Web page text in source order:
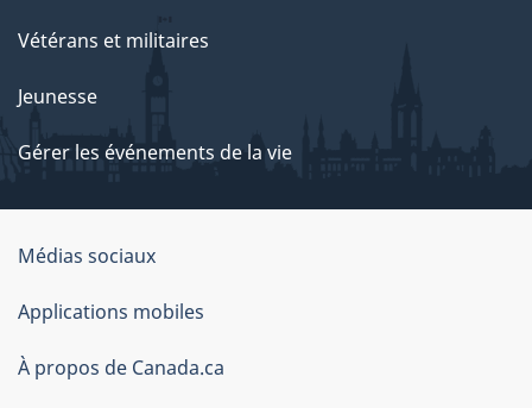
Vétérans et militaires
Jeunesse
Gérer les événements de la vie
Organisation
du
gouvernement
du
Médias sociaux
Applications mobiles
À propos de Canada.ca